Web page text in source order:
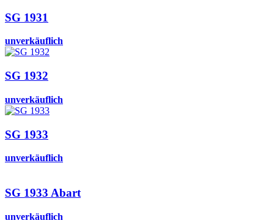
SG 1931
unverkäuflich
SG 1932
unverkäuflich
SG 1933
unverkäuflich
SG 1933 Abart
unverkäuflich